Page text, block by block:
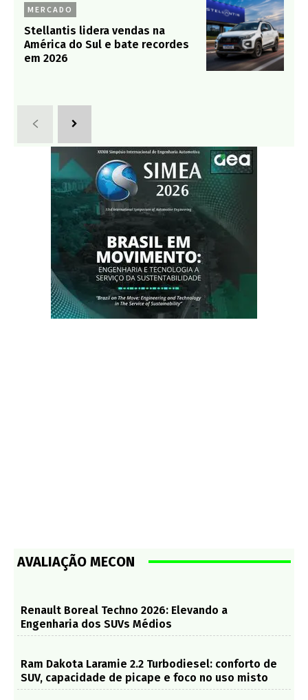
MERCADO
Stellantis lidera vendas na
América do Sul e bate recordes
em 2026
AVALIAÇÃO MECON
Renault Boreal Techno 2026: Elevando a
Engenharia dos SUVs Médios
Ram Dakota Laramie 2.2 Turbodiesel: conforto de
SUV, capacidade de picape e foco no uso misto